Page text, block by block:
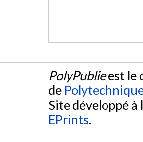
PolyPublieest le
de
Site développé
EPrints.